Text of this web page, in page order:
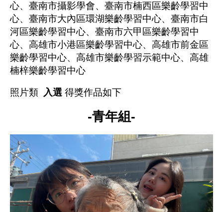
心、臺南市攝影學會、臺南市楠西區樂齡學習中
心、臺南市大內區環湖樂齡學習中心、臺南市白
河區樂齡學習中心、臺南市六甲區樂齡學習中
心、高雄市小港區樂齡學習中心、高雄市前金區
樂齡學習中心、高雄市樂齡學習示範中心、高雄
楠梓樂齡學習中心
照片類 入選 得獎作品如下
-青年組-